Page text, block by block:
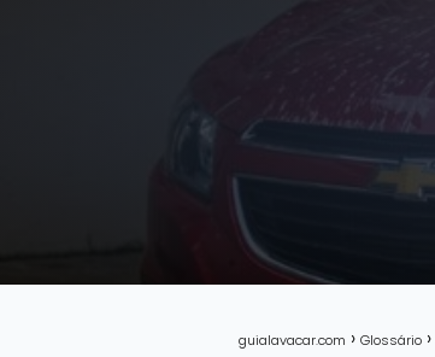
guialavacar.com Glossário